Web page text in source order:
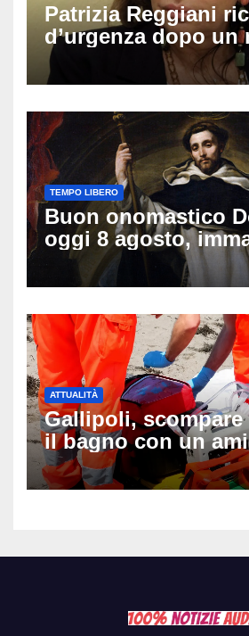
Patrizia Reggiani
d’urgenza dopo un
vacanza: come sta
Lady Gucci
TEMPO LIBERO
Buon onomastico
oggi 8 agosto,
auguri da
ATTUALITÀ
Gallipoli, scompare
il bagno con un
a 19 anni dopo 45
disperati tentativi di